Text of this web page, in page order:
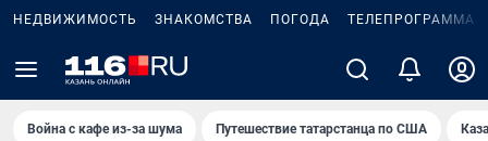
НЕДВИЖИМОСТЬ ЗНАКОМСТВА ПОГОДА ТЕЛЕПРОГРАММА
Война с кафе из-за шума Путешествие татарстанца по США